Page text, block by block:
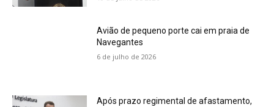
Avião de pequeno porte cai em praia de
Navegantes
6 de julho de 2026
Após prazo regimental de afastamento,